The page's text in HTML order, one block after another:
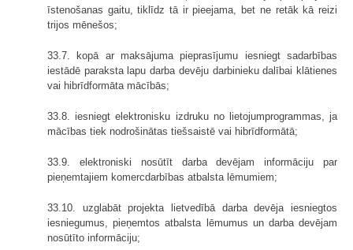
īstenošanas gaitu, tiklīdz tā ir pieejama, bet ne retāk kā reizi
trijos mēnešos;
33.7. kopā ar maksājuma pieprasījumu iesniegt sadarbības
iestādē paraksta lapu darba devēju darbinieku dalībai klātienes
vai hibrīdformāta mācībās;
33.8. iesniegt elektronisku izdruku no lietojumprogrammas, ja
mācības tiek nodrošinātas tiešsaistē vai hibrīdformātā;
33.9. elektroniski nosūtīt darba devējam informāciju par
pieņemtajiem komercdarbības atbalsta lēmumiem;
33.10. uzglabāt projekta lietvedībā darba devēja iesniegtos
iesniegumus, pieņemtos atbalsta lēmumus un darba devējam
nosūtīto informāciju;